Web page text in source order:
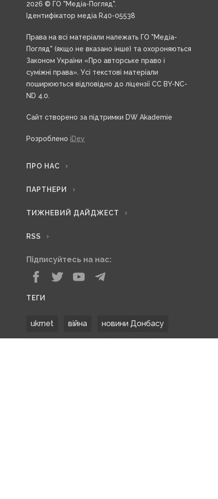
2026 © ГО "Медіа-Погляд".
Ідентифікатор медіа R40-05538
Права на всі матеріали належать ГО "Медіа-
Погляд" (якщо не вказано інше) та охороняються
Законом України «Про авторське право і
суміжні права». Усі текстові матеріали
поширюються відповідно до ліцензії CC BY-NC-
ND 4.0.
Сайт створено за підтримки DW Akademie
Розроблено iDev
ПРО НАС
ПАРТНЕРИ
ТИЖНЕВИЙ ДАЙДЖЕСТ
RSS
Підписуйтесь на нас:
ТЕГИ
ukrnet війна новини Донбасу